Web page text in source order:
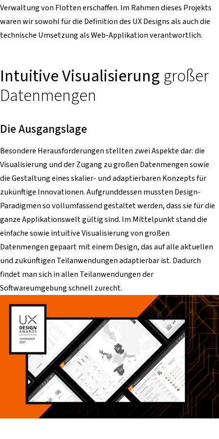
Verwaltung von Flotten erschaffen. Im Rahmen dieses Projekts
waren wir sowohl für die Definition des UX Designs als auch die
technische Umsetzung als Web-Applikation verantwortlich.
Intuitive Visualisierung großer
Datenmengen
Die Ausgangslage
Besondere Herausforderungen stellten zwei Aspekte dar: die
Visualisierung und der Zugang zu großen Datenmengen sowie
die Gestaltung eines skalier- und adaptierbaren Konzepts für
zukünftige Innovationen. Aufgrunddessen mussten Design-
Paradigmen so vollumfassend gestaltet werden, dass sie für die
ganze Applikationswelt gültig sind. Im Mittelpunkt stand die
einfache sowie intuitive Visualisierung von großen
Datenmengen gepaart mit einem Design, das auf alle aktuellen
und zukünftigen Teilanwendungen adaptierbar ist. Dadurch
findet man sich in allen Teilanwendungen der
Softwareumgebung schnell zurecht.